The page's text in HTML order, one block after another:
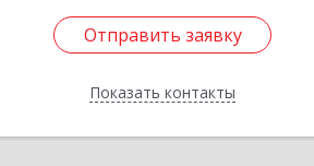
Отправить заявку
Показать контакты
Отправить заявку
Назад